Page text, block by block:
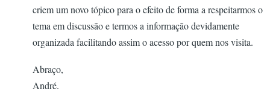
criem um novo tópico para o efeito de forma a respeitarmos o
tema em discussão e termos a informação devidamente
organizada facilitando assim o acesso por quem nos visita.
Abraço,
André.